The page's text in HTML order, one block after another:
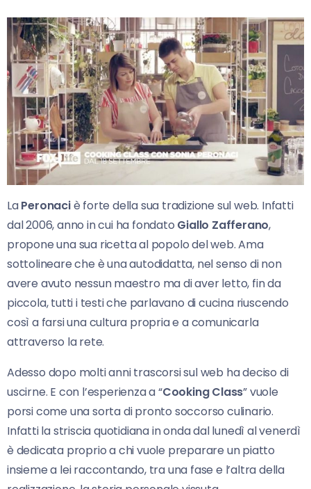
LaPeronaciè forte della sua tradizione sul web. Infatti
dal 2006, anno in cui ha fondato Giallo Zafferano,
propone una sua ricetta al popolo del web. Ama
sottolineare che è una autodidatta, nel senso di non
avere avuto nessun maestro ma di aver letto, fin da
piccola, tutti i testi che parlavano di cucina riuscendo
così a farsi una cultura propria e a comunicarla
attraverso la rete.
Adesso dopo molti anni trascorsi sul web ha deciso di
uscirne. E con l’esperienza a “Cooking Class” vuole
porsi come una sorta di pronto soccorso culinario.
Infatti la striscia quotidiana in onda dal lunedì al venerdì
è dedicata proprio a chi vuole preparare un piatto
insieme a lei raccontando, tra una fase e l’altra della